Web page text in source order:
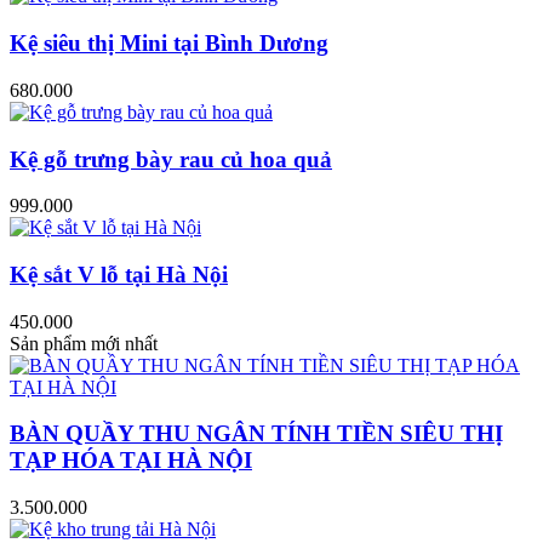
Kệ siêu thị Mini tại Bình Dương
680.000
Kệ gỗ trưng bày rau củ hoa quả
999.000
Kệ sắt V lỗ tại Hà Nội
450.000
Sản phẩm mới nhất
BÀN QUẦY THU NGÂN TÍNH TIỀN SIÊU THỊ
TẠP HÓA TẠI HÀ NỘI
3.500.000